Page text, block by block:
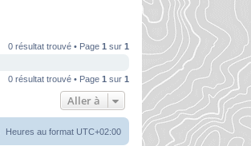
0 résultat trouvé • Page 1 sur 1
0 résultat trouvé • Page 1 sur 1
Aller à
Heures au format UTC+02:00